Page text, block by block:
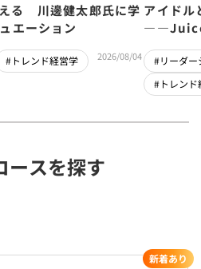
る 川邊健太郎氏に学
エーション
#トレンド経営学 2026/08/04
アイドル
#リーダー
#トレンド
ースを探す
新着あり